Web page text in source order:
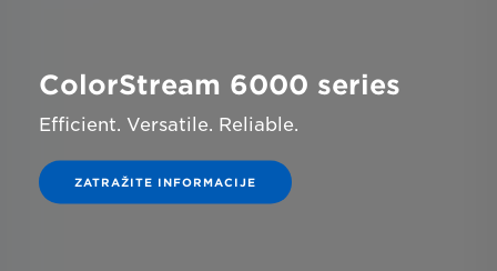
ColorStream 6000 series
Eﬃcient. Versatile. Reliable.
ZATRAŽITE INFORMACIJE